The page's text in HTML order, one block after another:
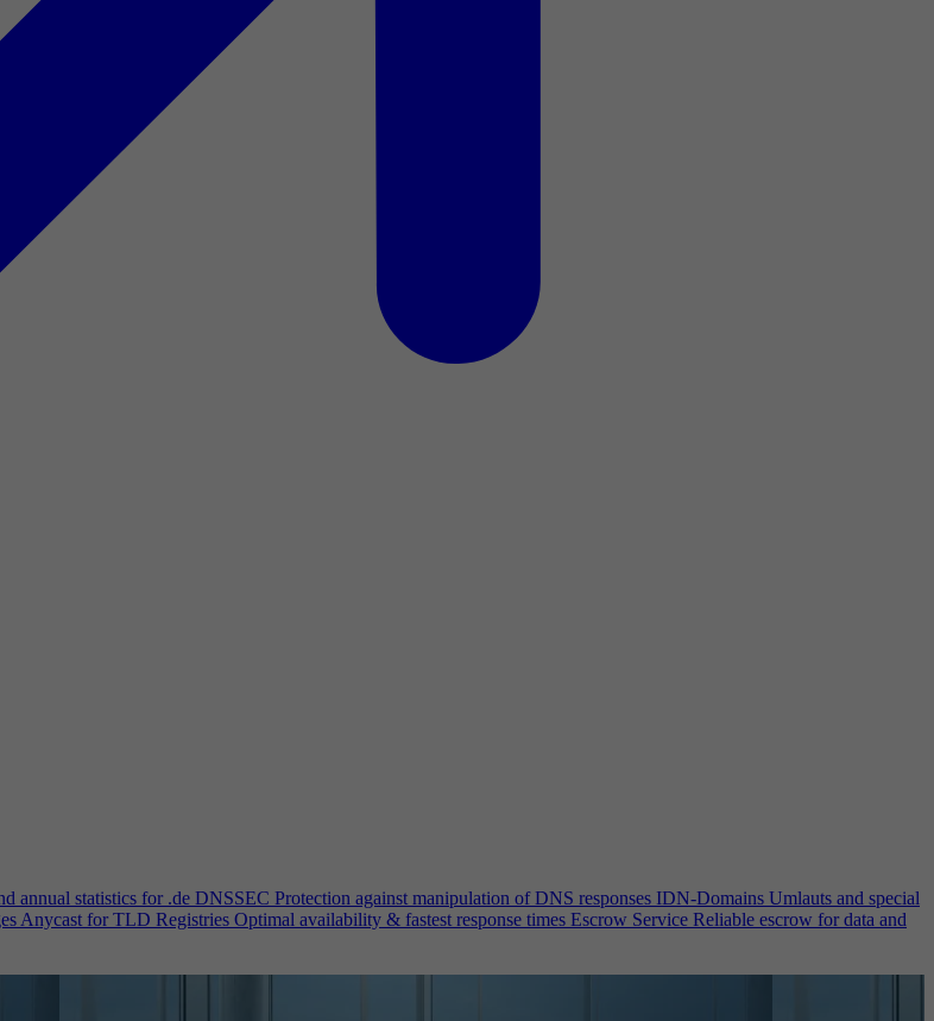
annual statistics for .de DNSSEC Protection against manipulation of DNS responses IDN-Domains Umlauts and special
Anycast for TLD Registries Optimal availability & fastest response times Escrow Service Reliable escrow for data and